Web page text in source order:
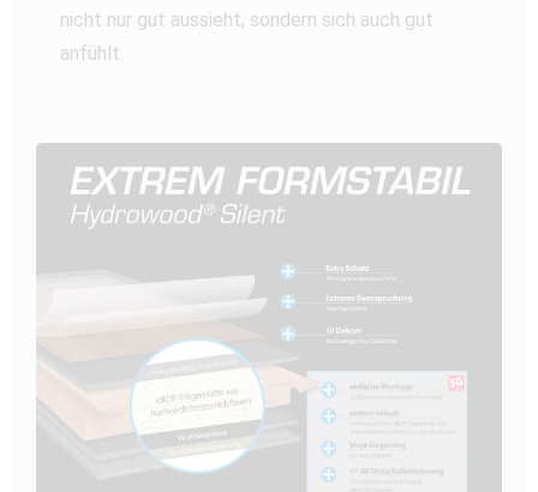
nicht nur gut aussieht, sondern sich auch gut
anfühlt.